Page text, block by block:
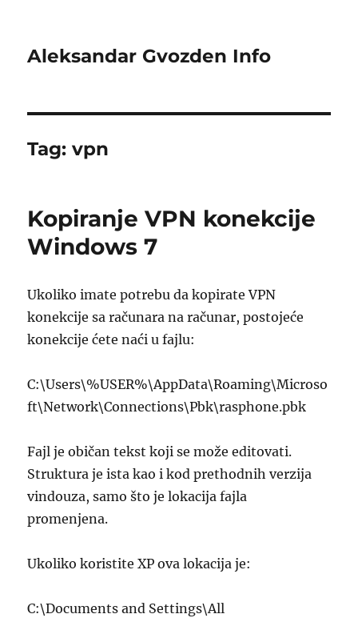
Aleksandar Gvozden Info
Tag:vpn
Kopiranje VPN konekcije
Windows 7
Ukoliko imate potrebu da kopirate VPN
konekcije sa računara na računar, postojeće
konekcije ćete naći u fajlu:
C:\Users\%USER%\AppData\Roaming\Microso
ft\Network\Connections\Pbk\rasphone.pbk
Fajl je običan tekst koji se može editovati.
Struktura je ista kao i kod prethodnih verzija
vindouza, samo što je lokacija fajla
promenjena.
Ukoliko koristite XP ova lokacija je:
C:\Documents and Settings\All